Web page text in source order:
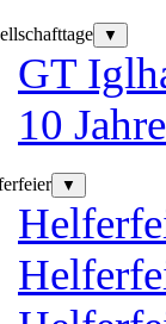
▼
GT
10
▼